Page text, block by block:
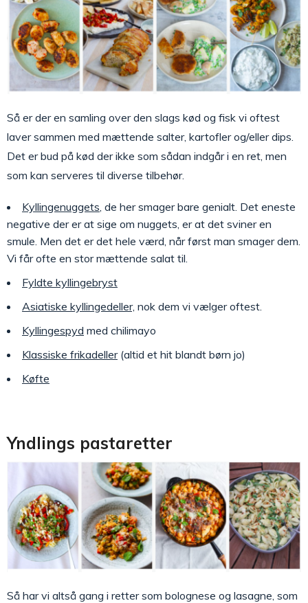
Så er der en samling over den slags kød og fisk vi oftest
laver sammen med mættende salter, kartofler og/eller dips.
Det er bud på kød der ikke som sådan indgår i en ret, men
som kan serveres til diverse tilbehør.
Kyllingenuggets, de her smager bare genialt. Det eneste
negative der er at sige om nuggets, er at det sviner en
smule. Men det er det hele værd, når først man smager dem.
Vi får ofte en stor mættende salat til.
Fyldte kyllingebryst
Asiatiske kyllingedeller, nok dem vi vælger oftest.
Kyllingespyd med chilimayo
Klassiske frikadeller(altid et hit blandt børn jo)
Køfte
Yndlings pastaretter
Så har vi altså gang i retter som bolognese og lasagne, som